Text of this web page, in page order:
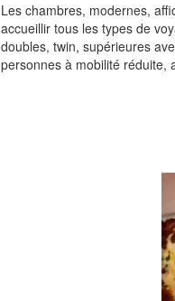
Les chambres, modernes,
accueillir tous les types de
doubles, twin, supérieures
personnes à mobilité réduite,